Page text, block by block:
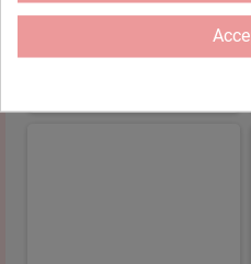
FUCHSIA
10,90 €